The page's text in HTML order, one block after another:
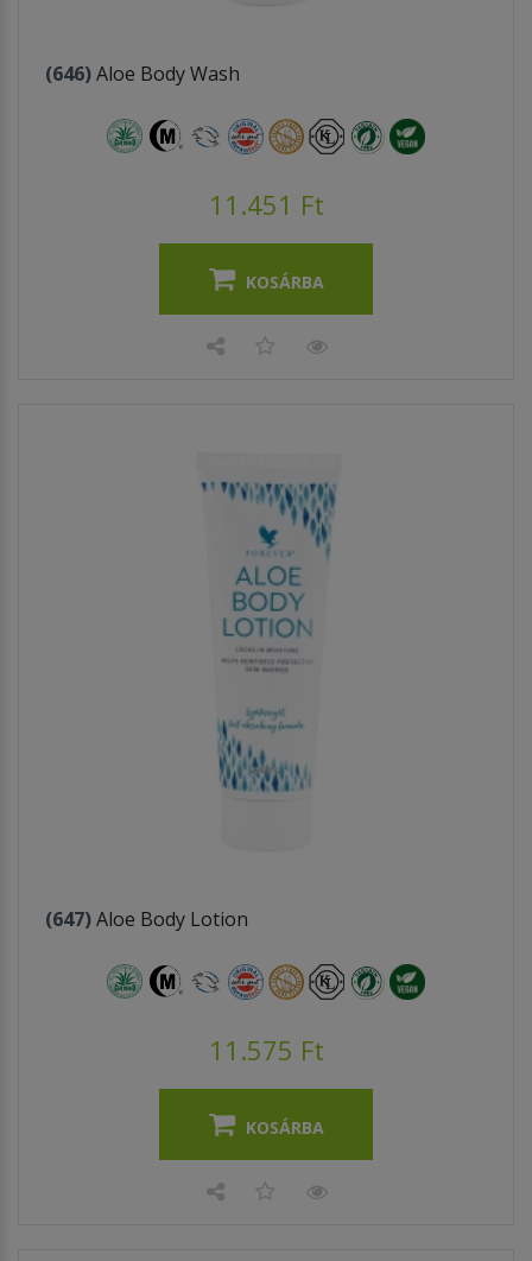
(646)Aloe Body Wash
11.451 Ft
KOSÁRBA
(647)Aloe Body Lotion
11.575 Ft
KOSÁRBA